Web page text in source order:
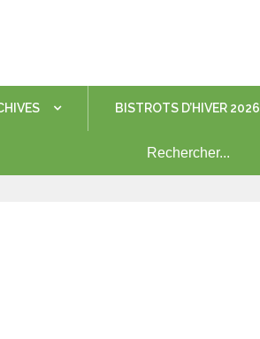
BISTROTS D’HIVER 2026